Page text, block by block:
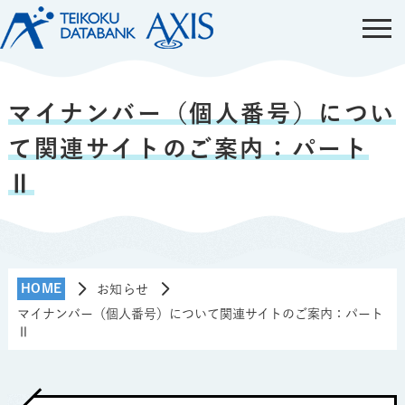
マイナンバー（個人番号）につい
て関連サイトのご案内：パート
HOME
お知らせ
マイナンバー（個人番号）について関連サイトのご案内：パート